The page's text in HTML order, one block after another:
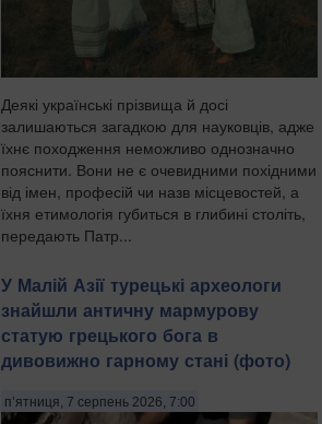
Деякі українські прізвища й досі
залишаються загадкою для науковців, адже
їхнє походження неможливо однозначно
пояснити. Вони не є очевидними похідними
від імен, професій чи назв місцевостей, а
їхня етимологія губиться в глибині століть,
передають Патр...
У Малій Азії турецькі археологи
знайшли античну мармурову
статую грецького бога в
дивовижно гарному стані (фото)
п’ятниця, 7 серпень 2026, 7:00